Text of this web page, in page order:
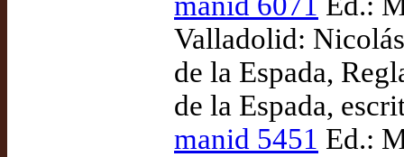
Valladolid:
de la Espada,
de la Espada,
manid 5451 Ed.: